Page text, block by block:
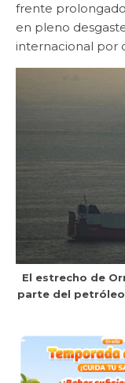
frente
en pleno
internacional por
El estrecho de
parte del